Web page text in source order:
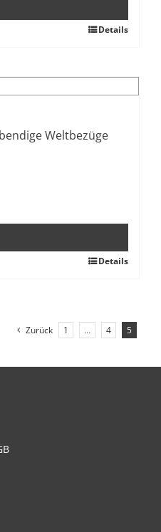
Details
Weltbezüge
Details
Zurück 1 … 4 5